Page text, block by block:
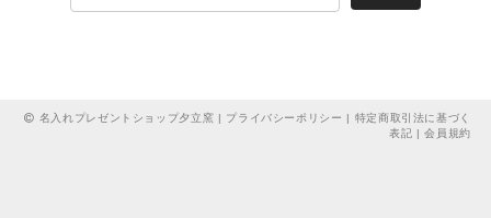
名入れプレゼントショップ夕立窯 | プライバシーポリシー | 特定商取引法に基づく
表記 |会員規約